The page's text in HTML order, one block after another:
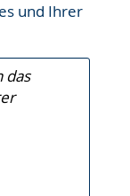
und Ihrer